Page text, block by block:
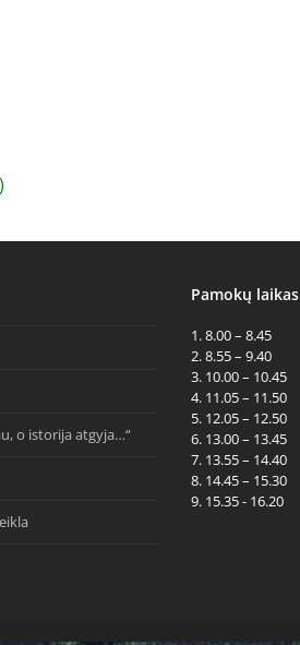
o istorija atgyja…“
Pamokų laikas
1. 8.00 – 8.45
2. 8.55 – 9.40
3. 10.00 – 10.45
4. 11.05 – 11.50
5. 12.05 – 12.50
6. 13.00 – 13.45
7. 13.55 – 14.40
8. 14.45 – 15.30
9. 15.35 - 16.20